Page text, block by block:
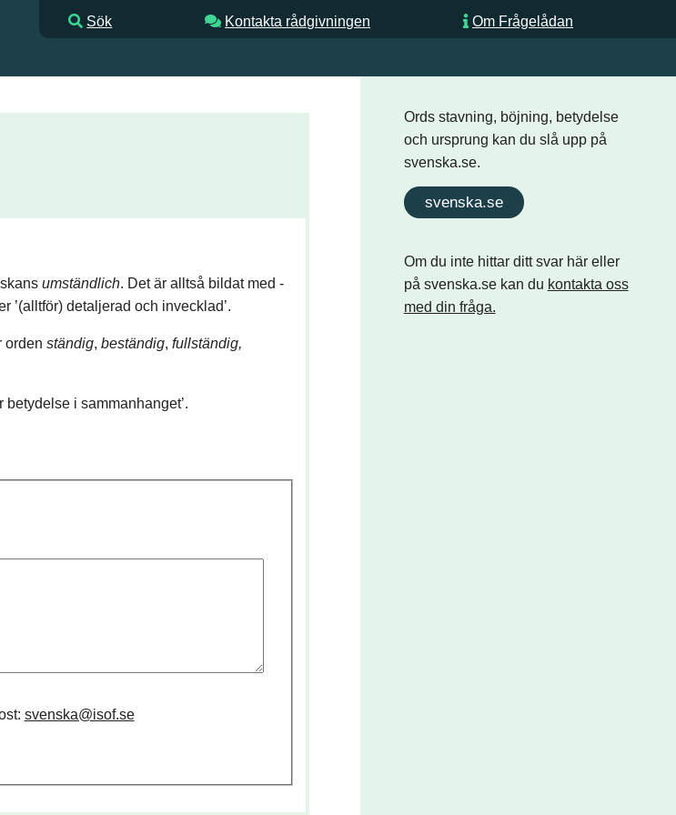
Sök Kontakta rådgivningen Om Frågelådan
umständlich. Det är alltså bildat med -
’(alltför) detaljerad och invecklad’.
orden ständig, beständig, fullständig,
i sammanhanget’.
svenska@isof.se
Ords stavning, böjning, betydelse
och ursprung kan du slå upp på
svenska.se.
svenska.se
Om du inte hittar ditt svar här eller
på svenska.se kan du kontakta oss
med din fråga.